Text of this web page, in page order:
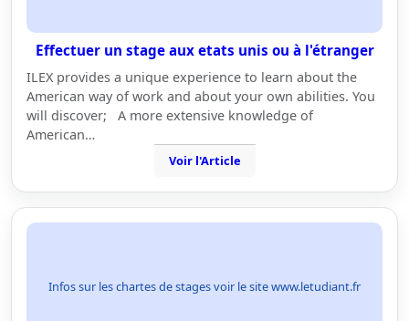
Effectuer un stage aux etats unis ou à l'étranger
ILEX provides a unique experience to learn about the
American way of work and about your own abilities. You
will discover; A more extensive knowledge of
American…
Voir l'Article
Infos sur les chartes de stages voir le site www.letudiant.fr